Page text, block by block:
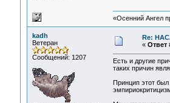
«Осенний Ангел
kadh
Ветеран
Сообщений: 1207
Re:
« Ответ
Есть и другие
таких причин
Принцип этот